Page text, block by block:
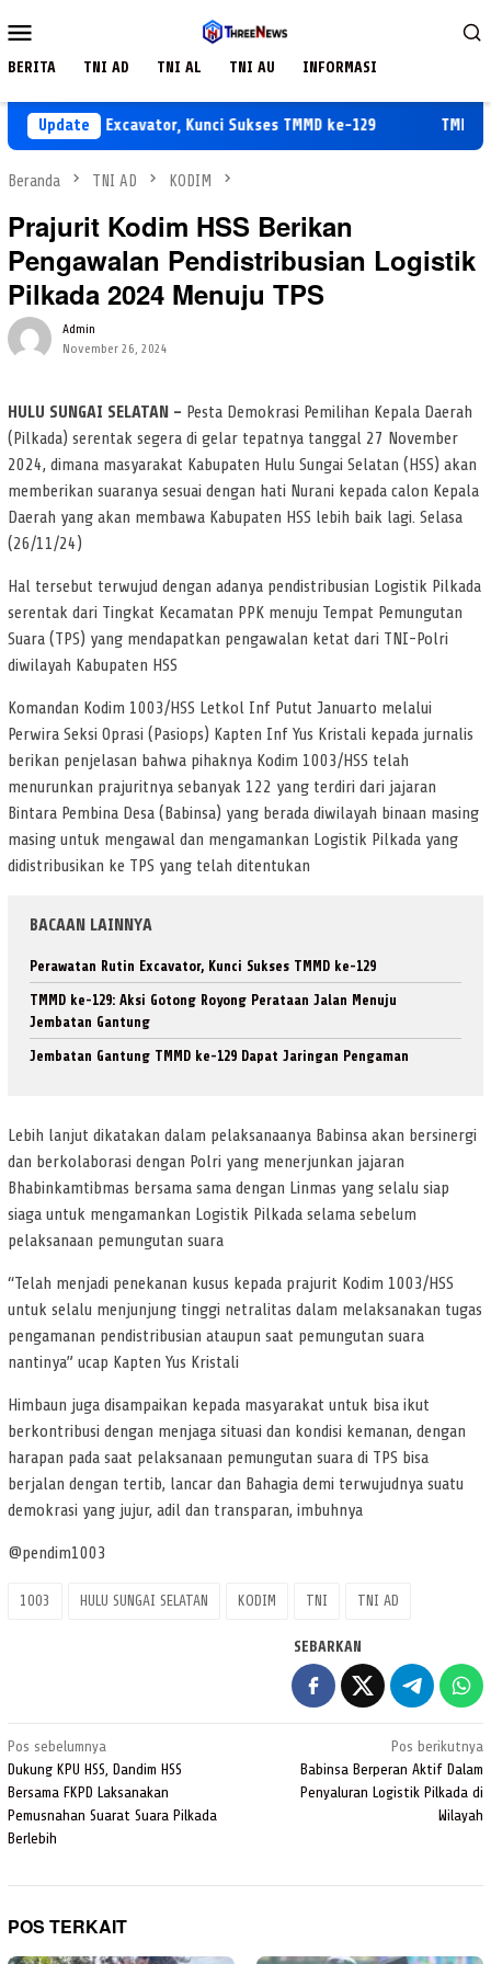
ke
Mobile
BERITA TNI AD TNI AL TNI AU INFORMASI
Update
Rutin Excavator, Kunci Sukses TMMD ke-129 TMMD ke-
Beranda TNI AD KODIM
Prajurit Kodim HSS Berikan
Pengawalan Pendistribusian Logistik
Pilkada 2024 Menuju TPS
Admin
November 26, 2024
HULU SUNGAI SELATAN – Pesta Demokrasi Pemilihan Kepala Daerah
(Pilkada) serentak segera di gelar tepatnya tanggal 27 November
2024, dimana masyarakat Kabupaten Hulu Sungai Selatan (HSS) akan
memberikan suaranya sesuai dengan hati Nurani kepada calon Kepala
Daerah yang akan membawa Kabupaten HSS lebih baik lagi. Selasa
(26/11/24)
Hal tersebut terwujud dengan adanya pendistribusian Logistik Pilkada
serentak dari Tingkat Kecamatan PPK menuju Tempat Pemungutan
Suara (TPS) yang mendapatkan pengawalan ketat dari TNI-Polri
diwilayah Kabupaten HSS
Komandan Kodim 1003/HSS Letkol Inf Putut Januarto melalui
Perwira Seksi Oprasi (Pasiops) Kapten Inf Yus Kristali kepada jurnalis
berikan penjelasan bahwa pihaknya Kodim 1003/HSS telah
menurunkan prajuritnya sebanyak 122 yang terdiri dari jajaran
Bintara Pembina Desa (Babinsa) yang berada diwilayah binaan masing
masing untuk mengawal dan mengamankan Logistik Pilkada yang
didistribusikan ke TPS yang telah ditentukan
BACAAN LAINNYA
Perawatan Rutin Excavator, Kunci Sukses TMMD ke-129
TMMD ke-129: Aksi Gotong Royong Perataan Jalan Menuju
Jembatan Gantung
Jembatan Gantung TMMD ke-129 Dapat Jaringan Pengaman
Lebih lanjut dikatakan dalam pelaksanaanya Babinsa akan bersinergi
dan berkolaborasi dengan Polri yang menerjunkan jajaran
Bhabinkamtibmas bersama sama dengan Linmas yang selalu siap
siaga untuk mengamankan Logistik Pilkada selama sebelum
pelaksanaan pemungutan suara
“Telah menjadi penekanan kusus kepada prajurit Kodim 1003/HSS
untuk selalu menjunjung tinggi netralitas dalam melaksanakan tugas
pengamanan pendistribusian ataupun saat pemungutan suara
nantinya” ucap Kapten Yus Kristali
Himbaun juga disampaikan kepada masyarakat untuk bisa ikut
berkontribusi dengan menjaga situasi dan kondisi kemanan, dengan
harapan pada saat pelaksanaan pemungutan suara di TPS bisa
berjalan dengan tertib, lancar dan Bahagia demi terwujudnya suatu
demokrasi yang jujur, adil dan transparan, imbuhnya
@pendim1003
1003 HULU SUNGAI SELATAN KODIM TNI TNI AD
SEBARKAN
Navigasi
pos
Pos sebelumnya
Dukung KPU HSS, Dandim HSS
Bersama FKPD Laksanakan
Pemusnahan Suarat Suara Pilkada
Berlebih
Pos berikutnya
Babinsa Berperan Aktif Dalam
Penyaluran Logistik Pilkada di
Wilayah
POS TERKAIT